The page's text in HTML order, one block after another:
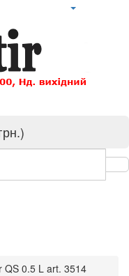
QS 0.5 L art. 3514